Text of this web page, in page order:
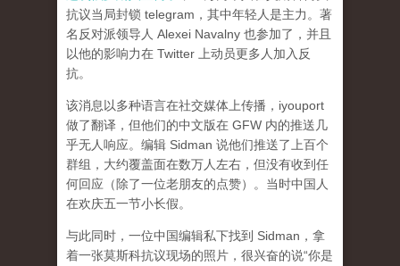
抗议当局封锁 telegram，其中年轻人是主力。著
名反对派领导人 Alexei Navalny 也参加了，并且
以他的影响力在 Twitter 上动员更多人加入反
抗。
该消息以多种语言在社交媒体上传播，iyouport
做了翻译，但他们的中文版在 GFW 内的推送几
乎无人响应。编辑 Sidman 说他们推送了上百个
群组，大约覆盖面在数万人左右，但没有收到任
何回应（除了一位老朋友的点赞）。当时中国人
在欢庆五一节小长假。
与此同时，一位中国编辑私下找到 Sidman，拿
着一张莫斯科抗议现场的照片，很兴奋的说“你是